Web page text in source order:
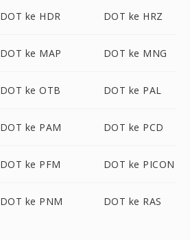
DOT ke HDR DOT ke HRZ
DOT ke MAP DOT ke MNG
DOT ke OTB DOT ke PAL
DOT ke PAM DOT ke PCD
DOT ke PFM DOT ke PICON
DOT ke PNM DOT ke RAS